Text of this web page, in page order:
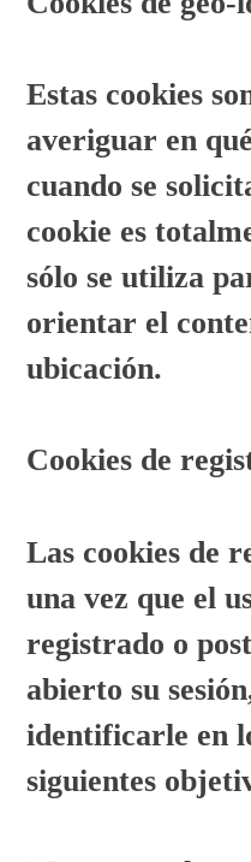
Estas cookies
averiguar en
cuando se
cookie es
sólo se utiliza
orientar el
ubicación.
Cookies de
Las cookies de
una vez que el
registrado o
abierto su
identificarle en
siguientes